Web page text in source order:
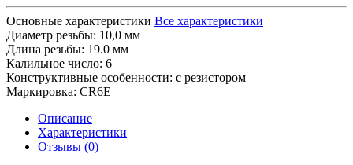
Основные характеристики Все характеристики
Диаметр резьбы: 10,0 мм
Длина резьбы: 19.0 мм
Калильное число: 6
Конструктивные особенности: с резистором
Маркировка: CR6E
Описание
Характеристики
Отзывы (0)